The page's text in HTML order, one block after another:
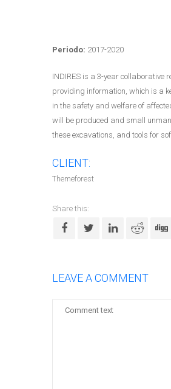
Periodo: 2017-2020
INDIRES is a 3-year collaborative
providing information, which is a
in the safety and welfare of
will be produced and small
these excavations, and tools for
CLIENT:
Themeforest
Share this:
LEAVE A COMMENT